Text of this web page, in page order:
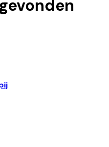
gevonden